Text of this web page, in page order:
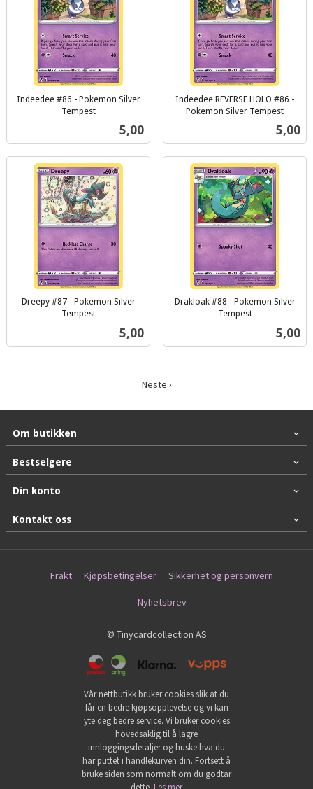
Indeedee #86 - Pokemon Silver
Tempest
Pris
5,00
Indeedee REVERSE HOLO #86 -
Pokemon Silver Tempest
Pris
5,00
Dreepy #87 - Pokemon Silver
Tempest
Pris
5,00
Drakloak #88 - Pokemon Silver
Tempest
Pris
5,00
Neste ›
Om butikken
Bestselgere
Din konto
Kontakt oss
Frakt Kjøpsbetingelser Sikkerhet og personvern
Nyhetsbrev
© Tinycardcollection AS
Vår nettbutikk bruker cookies slik at du
får en bedre kjøpsopplevelse og vi kan
yte deg bedre service. Vi bruker cookies
hovedsaklig til å lagre
innloggingsdetaljer og huske hva du
har puttet i handlekurven din. Fortsett å
bruke siden som normalt om du godtar